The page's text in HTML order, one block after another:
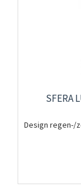
SFERA
Design regen-/